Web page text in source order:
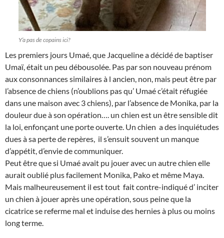
Y’a pas de copains ici?
Les premiers jours Umaé, que Jacqueline a décidé de baptiser
Umaï, était un peu débousolée. Pas par son nouveau prénom
aux consonnances similaires à l ancien, non, mais peut être par
l’absence de chiens (n’oublions pas qu’ Umaé c’était réfugiée
dans une maison avec 3 chiens), par l’absence de Monika, par la
douleur due à son opération…. un chien est un être sensible dit
la loi, enfonçant une porte ouverte. Un chien a des inquiétudes
dues à sa perte de repères, il s’ensuit souvent un manque
d’appétit, d’envie de communiquer.
Peut être que si Umaé avait pu jouer avec un autre chien elle
aurait oublié plus facilement Monika, Pako et même Maya.
Mais malheureusement il est tout fait contre-indiqué d’ inciter
un chien à jouer après une opération, sous peine que la
cicatrice se referme mal et induise des hernies à plus ou moins
long terme.